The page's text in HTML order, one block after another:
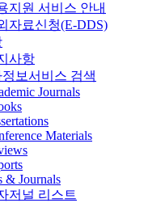
지원 서비스 안내
자료신청(E-DDS)
사항
보서비스 검색
Journals
Materials
& Journals
저널 리스트